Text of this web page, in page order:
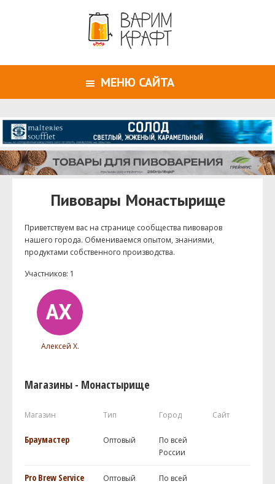
МЕНЮ САЙТА
Пивовары Монастырище
Приветствуем ваc на странице сообщества пивоваров
нашего города. Обмениваемся опытом, знаниями,
продуктами собственного производства.
Участников: 1
Алексей Х.
Магазины - Монастырище
Магазин Тип Город Сайт
Браумастер Оптовый
По всей
России
Pro Brew Service Оптовый
По всей